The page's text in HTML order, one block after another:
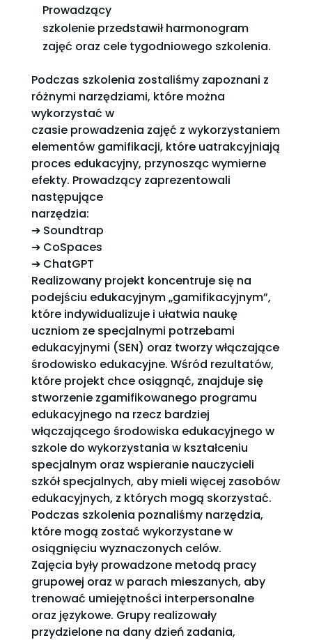
Prowadzący
szkolenie przedstawił harmonogram
zajęć oraz cele tygodniowego szkolenia.
Podczas szkolenia zostaliśmy zapoznani z
różnymi narzędziami, które można
wykorzystać w
czasie prowadzenia zajęć z wykorzystaniem
elementów gamifikacji, które uatrakcyjniają
proces edukacyjny, przynosząc wymierne
efekty. Prowadzący zaprezentowali
następujące
narzędzia:
➔ Soundtrap
➔ CoSpaces
➔ ChatGPT
Realizowany projekt koncentruje się na
podejściu edukacyjnym „gamifikacyjnym”,
które indywidualizuje i ułatwia naukę
uczniom ze specjalnymi potrzebami
edukacyjnymi (SEN) oraz tworzy włączające
środowisko edukacyjne. Wśród rezultatów,
które projekt chce osiągnąć, znajduje się
stworzenie zgamifikowanego programu
edukacyjnego na rzecz bardziej
włączającego środowiska edukacyjnego w
szkole do wykorzystania w kształceniu
specjalnym oraz wspieranie nauczycieli
szkół specjalnych, aby mieli więcej zasobów
edukacyjnych, z których mogą skorzystać.
Podczas szkolenia poznaliśmy narzędzia,
które mogą zostać wykorzystane w
osiągnięciu wyznaczonych celów.
Zajęcia były prowadzone metodą pracy
grupowej oraz w parach mieszanych, aby
trenować umiejętności interpersonalne
oraz językowe. Grupy realizowały
przydzielone na dany dzień zadania,